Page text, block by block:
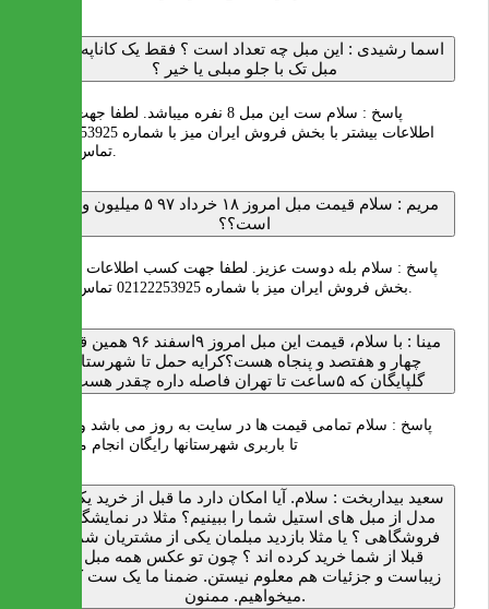
اسما رشیدی : این مبل چه تعداد است ؟ فقط یک کاناپه و یک
مبل تک با جلو مبلی یا خیر ؟
پاسخ :
سلام ست این مبل 8 نفره میباشد. لطفا جهت کسب
اطلاعات بیشتر با بخش فروش ایران میز با شماره 02122253925
مریم :
است؟؟
پاسخ : سلام بله دوست عزیز. لطفا جهت کسب اطلاعات بیشتر با
مینا :
با سلام، قیمت این مبل امروز ۹اسفند ۹۶ همین قیمت
چهار و هفتصد و پنجاه هست؟کرایه حمل تا شهرستان
گلپایگان که ۵ساعت تا تهران فاصله داره چقدر هست؟
پاسخ : سلام تمامی قیمت ها در سایت به روز می باشد و ارسال
تا باربری شهرستانها رایگان انجام می شود
سعید بیداربخت : سلام. آیا امکان دارد ما قبل از خرید یکی دو
مدل از مبل های استیل شما را ببینیم؟ مثلا در نمایشگاه یا
فروشگاهی ؟ یا مثلا بازدید مبلمان یکی از مشتریان شما که
قبلا از شما خرید کرده اند ؟ چون تو عکس همه مبل ها
زیباست و جزئیات هم معلوم نیستن. ضمنا ما یک ست کامل
میخواهیم. ممنون.